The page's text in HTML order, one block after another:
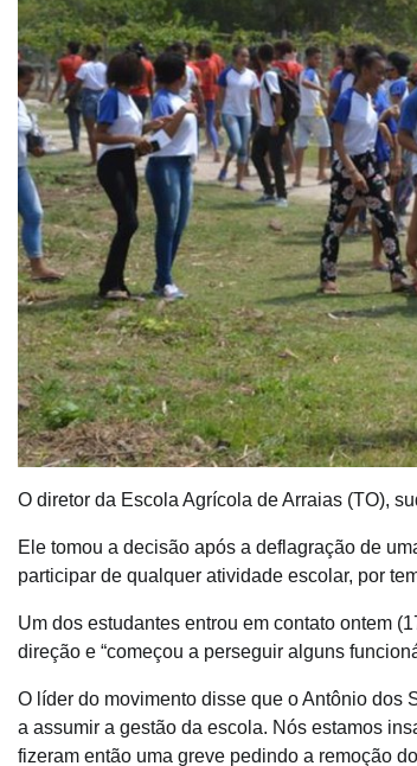
O diretor da Escola Agrícola de Arraias (TO),
Ele tomou a decisão após a deflagração de
participar de qualquer atividade escolar, por
Um dos estudantes entrou em contato ontem
direção e “começou a perseguir alguns
O líder do movimento disse que o Antônio dos
a assumir a gestão da escola. Nós estamos
fizeram então uma greve pedindo a remoção